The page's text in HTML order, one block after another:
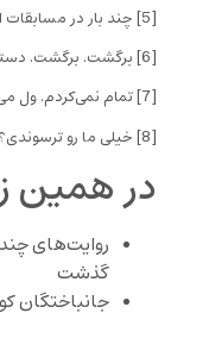
[5]
چند بار در مسابقات
[6]
برگشت. برگشت.
[7]
تمام نمی‌کردم. ول
[8]
خیلی ما رو
در همین
روایت‌های
گذشت
جانباختگان